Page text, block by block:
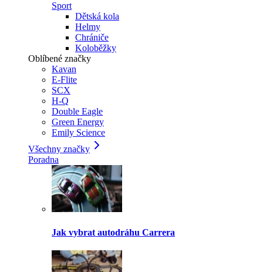
Sport
Dětská kola
Helmy
Chrániče
Koloběžky
Oblíbené značky
Kavan
E-Flite
SCX
H-Q
Double Eagle
Green Energy
Emily Science
Všechny značky
Poradna
Jak vybrat autodráhu Carrera